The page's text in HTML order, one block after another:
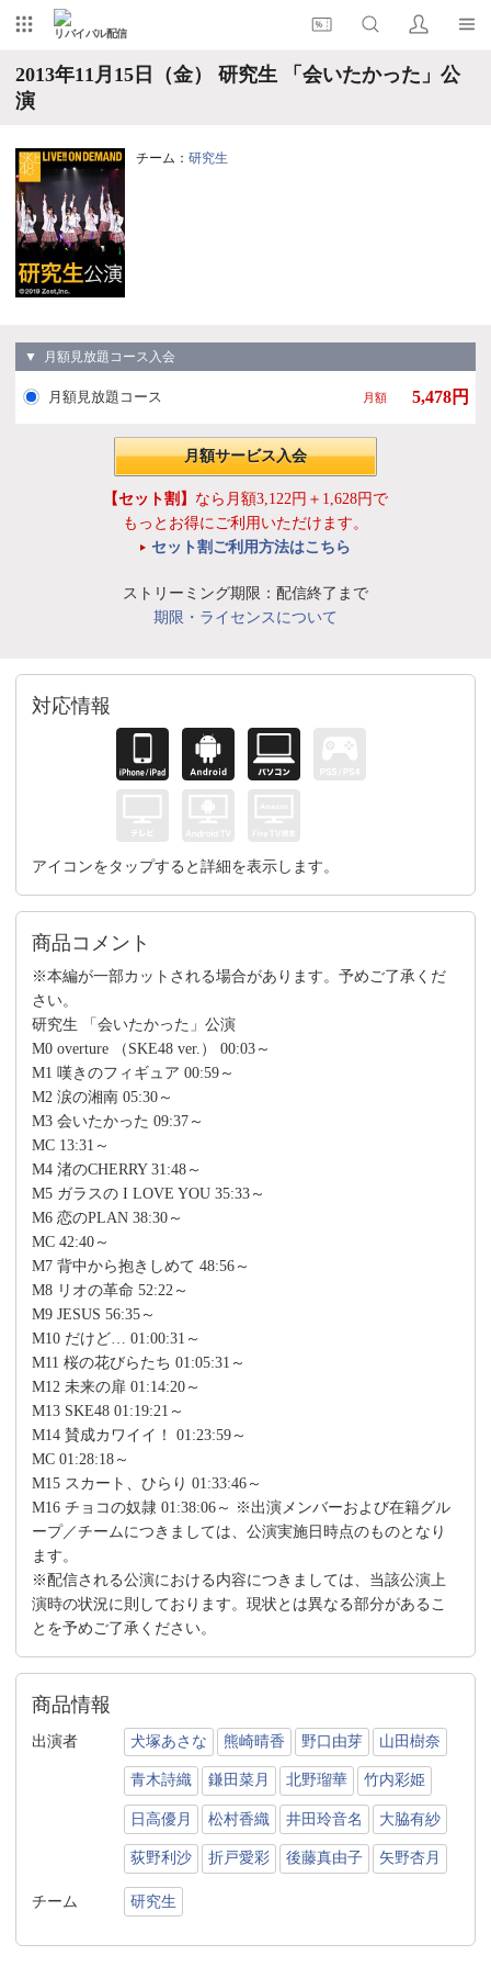
リバイバル配信
2013年11月15日（金） 研究生 「会いたかった」公
演
チーム： 研究生
▼ 月額見放題コース入会
月額見放題コース 月額 5,478円
月額サービス入会
【セット割】 なら月額3,122円＋1,628円で
もっとお得にご利用いただけます。
セット割ご利用方法はこちら
ストリーミング期限：配信終了まで
期限・ライセンスについて
対応情報
アイコンをタップすると詳細を表示します。
商品コメント
※本編が一部カットされる場合があります。予めご了承くだ
さい。
研究生 「会いたかった」公演
M0 overture （SKE48 ver.） 00:03～
M1 嘆きのフィギュア 00:59～
M2 涙の湘南 05:30～
M3 会いたかった 09:37～
MC 13:31～
M4 渚のCHERRY 31:48～
M5 ガラスの I LOVE YOU 35:33～
M6 恋のPLAN 38:30～
MC 42:40～
M7 背中から抱きしめて 48:56～
M8 リオの革命 52:22～
M9 JESUS 56:35～
M10 だけど… 01:00:31～
M11 桜の花びらたち 01:05:31～
M12 未来の扉 01:14:20～
M13 SKE48 01:19:21～
M14 賛成カワイイ！ 01:23:59～
MC 01:28:18～
M15 スカート、ひらり 01:33:46～
M16 チョコの奴隷 01:38:06～ ※出演メンバーおよび在籍グル
ープ／チームにつきましては、公演実施日時点のものとなり
ます。
※配信される公演における内容につきましては、当該公演上
演時の状況に則しております。現状とは異なる部分があるこ
とを予めご了承ください。
商品情報
出演者 犬塚あさな 熊崎晴香 野口由芽 山田樹奈
青木詩織 鎌田菜月 北野瑠華 竹内彩姫
日高優月 松村香織 井田玲音名 大脇有紗
荻野利沙 折戸愛彩 後藤真由子 矢野杏月
チーム 研究生